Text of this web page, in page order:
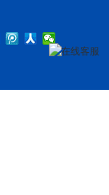
在线客服